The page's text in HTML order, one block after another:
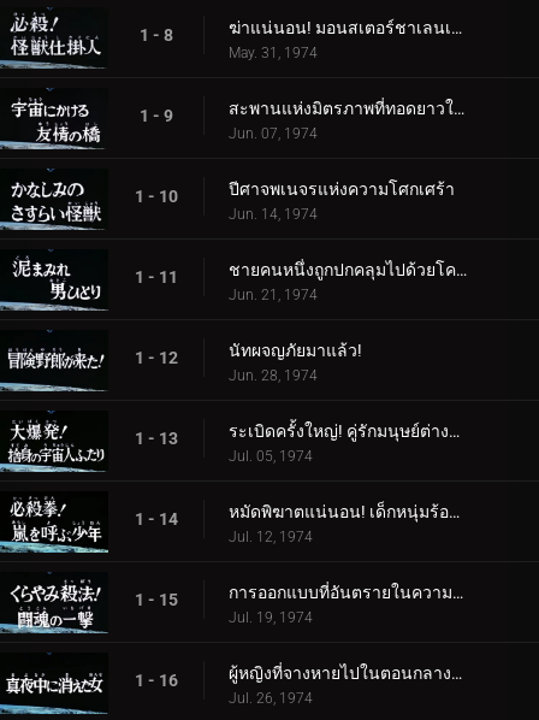
1 - 8 ฆ่าแน่นอน! มอนสเตอร์ชาเลนเจอร์!
May. 31, 1974
1 - 9 สะพานแห่งมิตรภาพที่ทอดยาวในอวกาศ
Jun. 07, 1974
1 - 10 ปีศาจพเนจรแห่งความโศกเศร้า
Jun. 14, 1974
1 - 11 ชายคนหนึ่งถูกปกคลุมไปด้วยโคลน
Jun. 21, 1974
1 - 12 นัทผจญภัยมาแล้ว!
Jun. 28, 1974
1 - 13 ระเบิดครั้งใหญ่! คู่รักมนุษย์ต่างดาวผู้สิ้นหวัง
Jul. 05, 1974
1 - 14 หมัดพิฆาตแน่นอน! เด็กหนุ่มร้องเรียกเมื่อเกิดพายุ
Jul. 12, 1974
1 - 15 การออกแบบที่อันตรายในความมืด! โจมตีด้วยจิตวิญญาณแห่งการต่อสู้
Jul. 19, 1974
1 - 16 ผู้หญิงที่จางหายไปในตอนกลางคืน
Jul. 26, 1974